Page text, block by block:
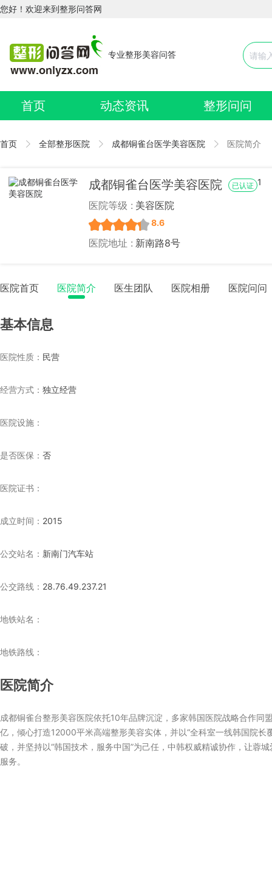
您好！欢迎来到整形问答网
专业整形美容问答
首页 动态资讯 整形问问
首页 全部整形医院 成都铜雀台医学美容医院 医院简介
成都铜雀台医学美容医院 已认证 1
医院等级 : 美容医院
8.6
医院地址 : 新南路8号
医院首页 医院简介 医生团队 医院相册 医院问问
基本信息
医院性质： 民营
经营方式： 独立经营
医院设施：
是否医保： 否
医院证书：
成立时间： 2015
公交站名： 新南门汽车站
公交路线： 28.76.49.237.21
地铁站名：
地铁路线：
医院简介
成都铜雀台整形美容医院依托10年品牌沉淀，多家韩国医院战略合作同
亿，倾心打造12000平米高端整形美容实体，并以“全科室一线韩国院长
破，并坚持以“韩国技术，服务中国”为己任，中韩权威精诚协作，让蓉
服务。